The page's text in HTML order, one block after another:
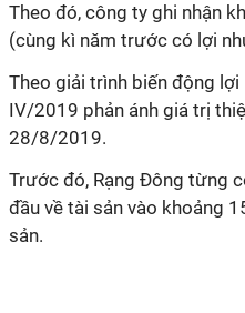
Theo đó, công ty ghi nhận
(cùng kì năm trước có lợi
Theo giải trình biến động lợi
IV/2019 phản ánh giá trị
28/8/2019.
Trước đó, Rạng Đông từng
đầu về tài sản vào khoảng
sản.